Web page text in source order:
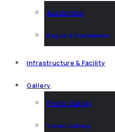
Academics
Beyond Academics
Infrastructure & Facility
Gallery
Photo Gallery
Video Gallery